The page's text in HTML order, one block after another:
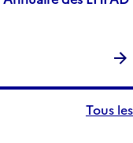
Tous